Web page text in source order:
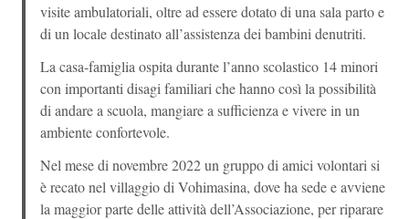
visite ambulatoriali, oltre ad essere dotato di una sala parto e
di un locale destinato all’assistenza dei bambini denutriti.
La casa-famiglia ospita durante l’anno scolastico 14 minori
con importanti disagi familiari che hanno così la possibilità
di andare a scuola, mangiare a sufficienza e vivere in un
ambiente confortevole.
Nel mese di novembre 2022 un gruppo di amici volontari si
è recato nel villaggio di Vohimasina, dove ha sede e avviene
la maggior parte delle attività dell’Associazione, per riparare